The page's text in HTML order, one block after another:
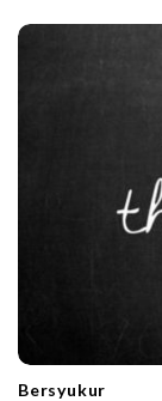
Bersyukur